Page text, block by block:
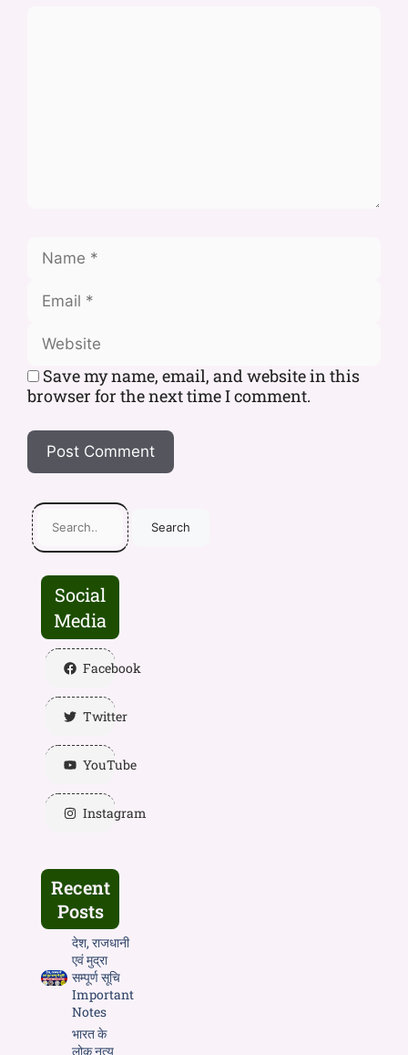
Save my name, email, and website in this
browser for the next time I comment.
Search
Social
Media
Facebook
Twitter
YouTube
Instagram
Recent
Posts
देश, राजधानी
एवं मुद्रा
सम्पूर्ण सूचि
Important
Notes
भारत के
लोक नृत्य